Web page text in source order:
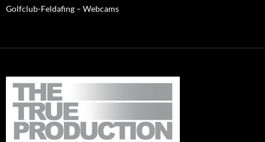
Golfclub-Feldafing – Webcams